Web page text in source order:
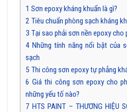
1 Sơn epoxy kháng khuẩn là gì?
2 Tiêu chuẩn phòng sạch kháng
3 Tại sao phải sơn nền epoxy cho
4 Những tính năng nổi bật của
sạch
5 Thi công sơn epoxy tự phẳng
6 Giá thi công sơn epoxy cho
những yếu tố nào?
7 HTS PAINT – THƯƠNG HIỆU